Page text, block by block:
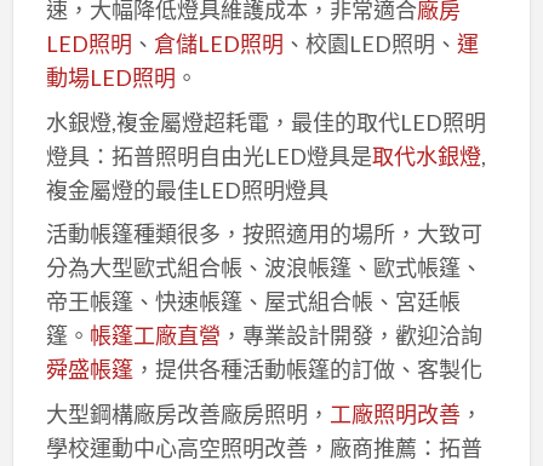
速，大幅降低燈具維護成本，非常適合廠房
LED照明 、 倉儲LED照明 、校園LED照明、 運
動場LED照明 。
水銀燈,複金屬燈超耗電，最佳的取代LED照明
燈具：拓普照明自由光LED燈具是取代水銀燈,
複金屬燈的最佳LED照明燈具
活動帳篷種類很多，按照適用的場所，大致可
分為大型歐式組合帳、波浪帳篷、歐式帳篷、
帝王帳篷、快速帳篷、屋式組合帳、宮廷帳
篷。 帳篷工廠直營 ，專業設計開發，歡迎洽詢
舜盛帳篷，提供各種活動帳篷的訂做、客製化
大型鋼構廠房改善廠房照明， 工廠照明改善，
學校運動中心高空照明改善，廠商推薦：拓普